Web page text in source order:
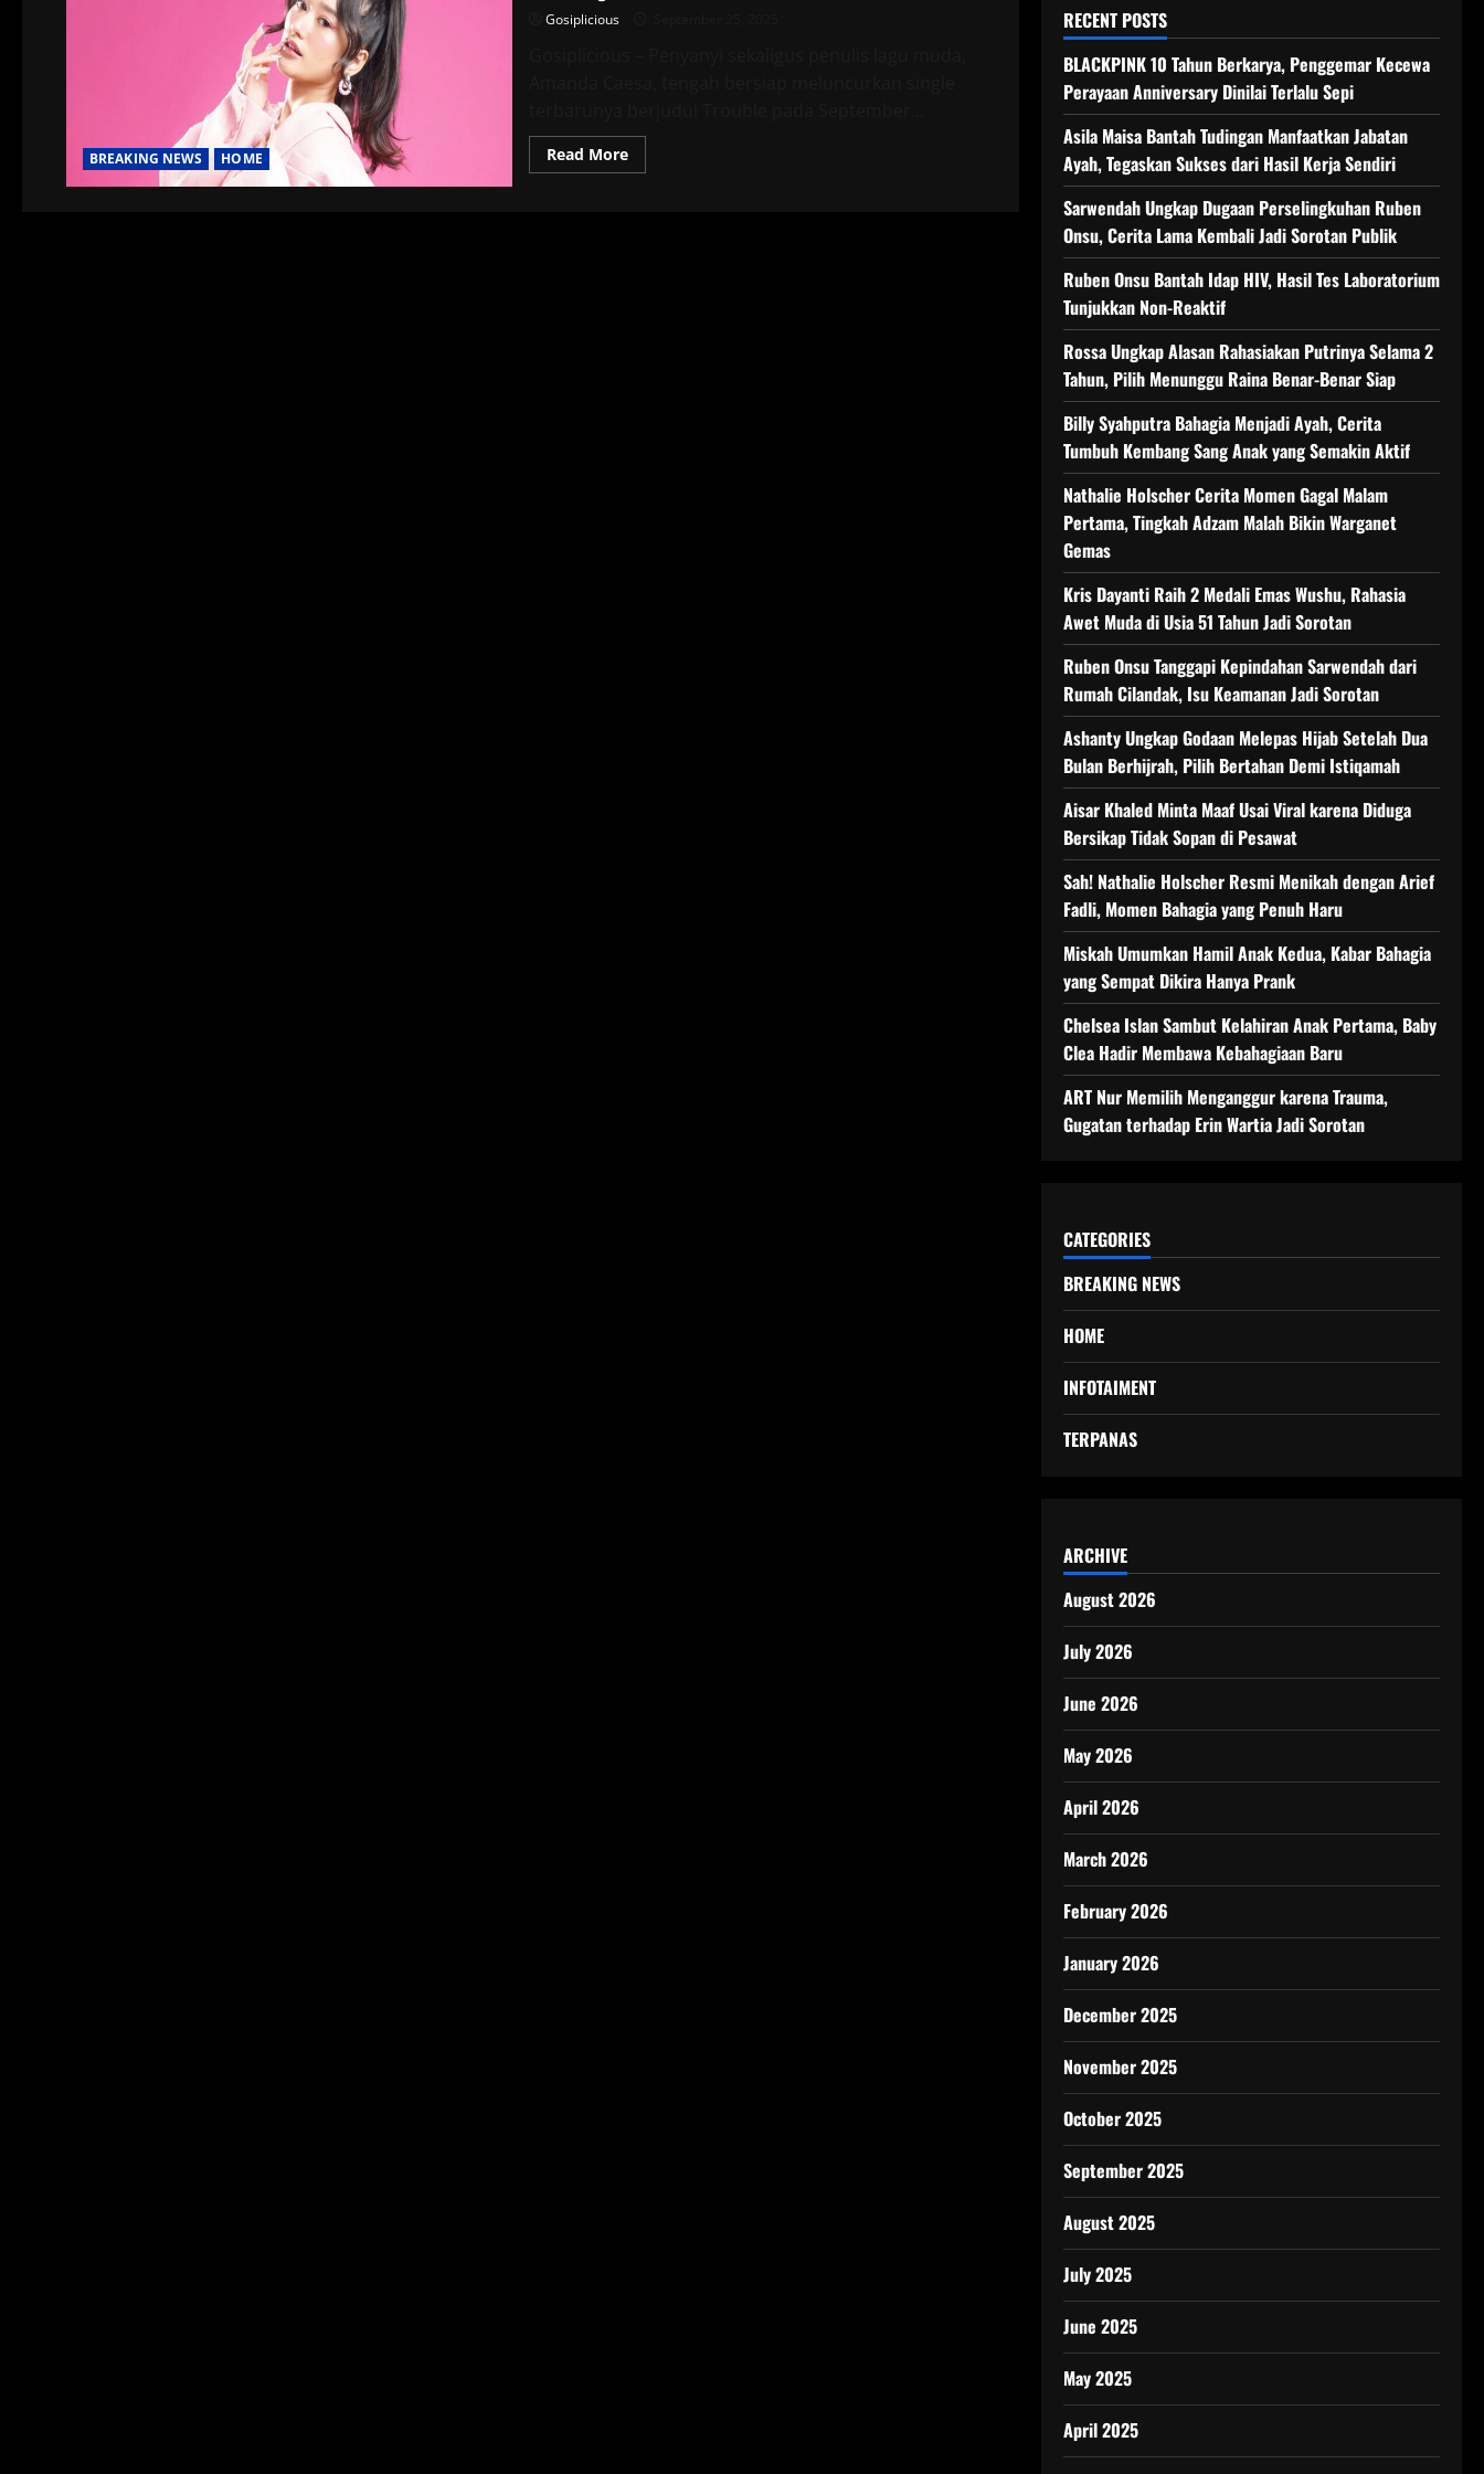
BREAKING NEWS HOME
Gosiplicious
Read MoreRead
more
RECENT POSTS
BLACKPINK 10 Tahun Berkarya, Penggemar Kecewa
Perayaan Anniversary Dinilai Terlalu Sepi
Asila Maisa Bantah Tudingan Manfaatkan Jabatan
Ayah, Tegaskan Sukses dari Hasil Kerja Sendiri
Sarwendah Ungkap Dugaan Perselingkuhan Ruben
Onsu, Cerita Lama Kembali Jadi Sorotan Publik
Ruben Onsu Bantah Idap HIV, Hasil Tes Laboratorium
Tunjukkan Non-Reaktif
Rossa Ungkap Alasan Rahasiakan Putrinya Selama 2
Tahun, Pilih Menunggu Raina Benar-Benar Siap
Billy Syahputra Bahagia Menjadi Ayah, Cerita
Tumbuh Kembang Sang Anak yang Semakin Aktif
Nathalie Holscher Cerita Momen Gagal Malam
Pertama, Tingkah Adzam Malah Bikin Warganet
Gemas
Kris Dayanti Raih 2 Medali Emas Wushu, Rahasia
Awet Muda di Usia 51 Tahun Jadi Sorotan
Ruben Onsu Tanggapi Kepindahan Sarwendah dari
Rumah Cilandak, Isu Keamanan Jadi Sorotan
Ashanty Ungkap Godaan Melepas Hijab Setelah Dua
Bulan Berhijrah, Pilih Bertahan Demi Istiqamah
Aisar Khaled Minta Maaf Usai Viral karena Diduga
Bersikap Tidak Sopan di Pesawat
Sah! Nathalie Holscher Resmi Menikah dengan Arief
Fadli, Momen Bahagia yang Penuh Haru
Miskah Umumkan Hamil Anak Kedua, Kabar Bahagia
yang Sempat Dikira Hanya Prank
Chelsea Islan Sambut Kelahiran Anak Pertama, Baby
Clea Hadir Membawa Kebahagiaan Baru
ART Nur Memilih Menganggur karena Trauma,
Gugatan terhadap Erin Wartia Jadi Sorotan
CATEGORIES
BREAKING NEWS
HOME
INFOTAIMENT
TERPANAS
ARCHIVE
August 2026
July 2026
June 2026
May 2026
April 2026
March 2026
February 2026
January 2026
December 2025
November 2025
October 2025
September 2025
August 2025
July 2025
June 2025
May 2025
April 2025